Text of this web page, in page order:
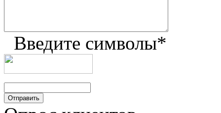
Введите символы*